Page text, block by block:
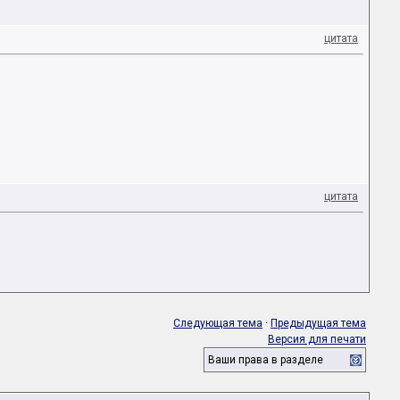
цитата
цитата
Следующая тема · Предыдущая тема
Версия для печати
Ваши права в разделе